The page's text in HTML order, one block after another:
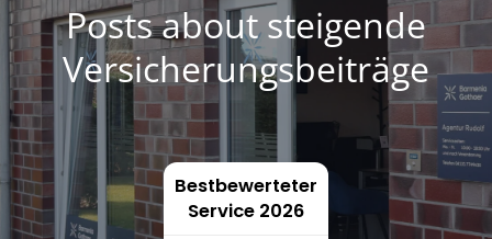
Posts about steigende
Versicherungsbeiträge
Bestbewerteter
Service 2026